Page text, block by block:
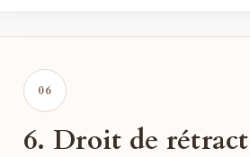
6. Droit de